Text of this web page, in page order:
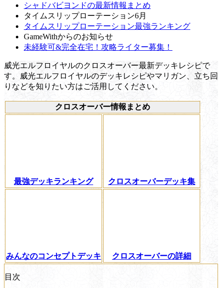
シャドバビヨンドの最新情報まとめ
タイムスリップローテーション6月
タイムスリップローテーション最強ランキング
GameWithからのお知らせ
未経験可&完全在宅！攻略ライター募集！
威光エルフロイヤルのクロスオーバー最新デッキレシピで
す。威光エルフロイヤルのデッキレシピやマリガン、立ち回
りなどを知りたい方はご活用してください。
クロスオーバー情報まとめ
最強デッキランキング クロスオーバーデッキ集
みんなのコンセプトデッキ クロスオーバーの詳細
目次